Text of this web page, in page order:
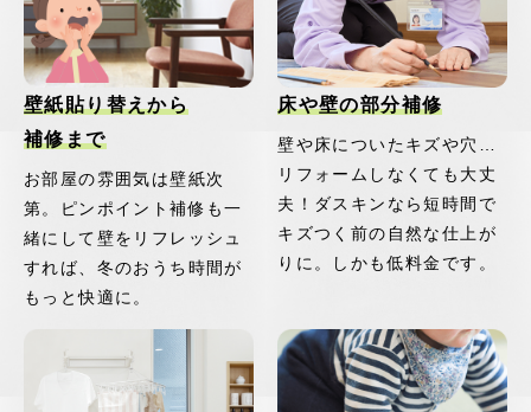
壁紙貼り替えから
補修まで
お部屋の雰囲気は壁紙次
第。ピンポイント補修も一
緒にして壁をリフレッシュ
すれば、冬のおうち時間が
もっと快適に。
床や壁の部分補修
壁や床についたキズや穴…
リフォームしなくても大丈
夫！ダスキンなら短時間で
キズつく前の自然な仕上が
りに。しかも低料金です。